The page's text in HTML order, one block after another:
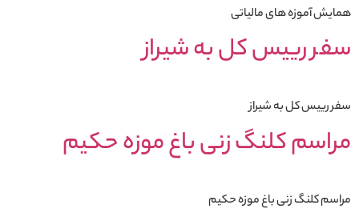
همایش آموزه های مالیاتی
سفر رییس کل به شیراز
سفر رییس کل به شیراز
مراسم کلنگ زنی باغ موزه حکیم
مراسم کلنگ زنی باغ موزه حکیم